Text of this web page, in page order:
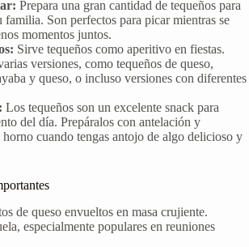
Prepara una gran cantidad de tequeños para
Son perfectos para picar mientras se
momentos juntos.
Sirve tequeños como aperitivo en fiestas.
versiones, como tequeños de queso,
y queso, o incluso versiones con diferentes
Los tequeños son un excelente snack para
del día. Prepáralos con antelación y
horno cuando tengas antojo de algo delicioso y
de queso envueltos en masa crujiente.
especialmente populares en reuniones